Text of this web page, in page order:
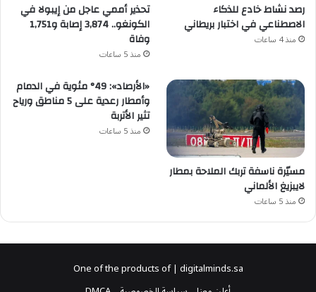
رصد نشاط خادع للذكاء
الاصطناعي في اختبار بريطاني
منذ 4 ساعات
تحذير أممي عاجل من إيبولا في
الكونغو.. 3,874 إصابة و1,751
وفاة
منذ 5 ساعات
مسيّرة ناسفة تربك الملاحة بمطار
لايبزيغ الألماني
منذ 5 ساعات
«الأرصاد»: 49° مئوية في الدمام
وأمطار رعدية على 5 مناطق ورياح
تثير الأتربة
منذ 5 ساعات
One of the products of | digitalminds.sa